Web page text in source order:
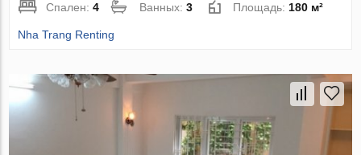
Спален:4 Ванных:3 Площадь:180 м²
Nha Trang Renting